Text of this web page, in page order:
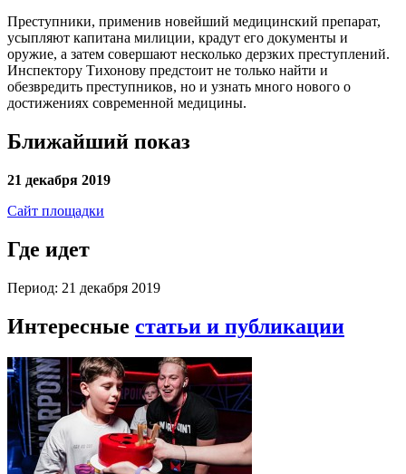
Преступники, применив новейший медицинский препарат,
усыпляют капитана милиции, крадут его документы и
оружие, а затем совершают несколько дерзких преступлений.
Инспектору Тихонову предстоит не только найти и
обезвредить преступников, но и узнать много нового о
достижениях современной медицины.
Ближайший показ
21 декабря 2019
Сайт площадки
Где идет
Период: 21 декабря 2019
Интересные статьи и публикации